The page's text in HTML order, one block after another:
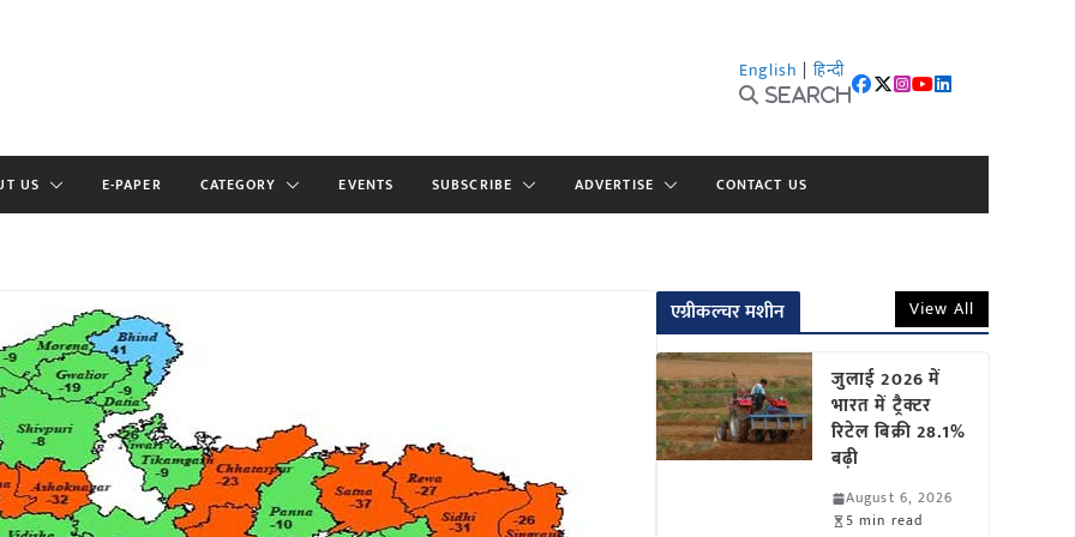
English | हिन्दी
Search
US E-PAPER CATEGORY EVENTS SUBSCRIBE ADVERTISE CONTACT US
एग्रीकल्चर मशीन View All
जुलाई 2026 में
भारत में ट्रैक्टर
रिटेल बिक्री 28.1%
बढ़ी
August 6, 2026
5 min read